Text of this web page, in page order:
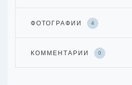
ФОТОГРАФИИ 4
КОММЕНТАРИИ 0